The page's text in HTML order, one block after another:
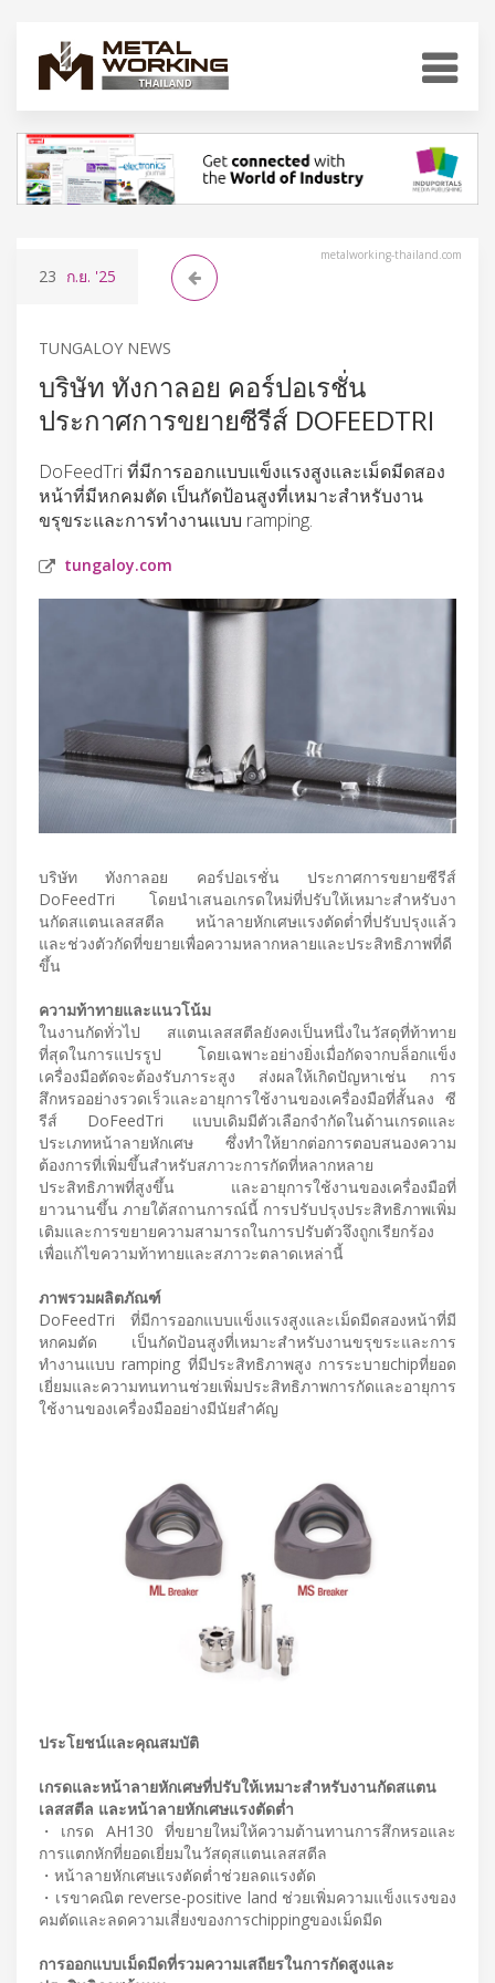
metalworking-thailand.com
23 ก.ย. '25
TUNGALOY NEWS
บริษัท ทังกาลอย คอร์ปอเรชั่น
ประกาศการขยายซีรีส์ DOFEEDTRI
DoFeedTri ที่มีการออกแบบแข็งแรงสูงและเม็ดมีดสอง
หน้าที่มีหกคมตัด เป็นกัดป้อนสูงที่เหมาะสำหรับงาน
ขรุขระและการทำงานแบบ ramping.
tungaloy.com
บริษัท ทังกาลอย คอร์ปอเรชั่น ประกาศการขยายซีรีส์
DoFeedTri โดยนำเสนอเกรดใหม่ที่ปรับให้เหมาะสำหรับงา
นกัดสแตนเลสสตีล หน้าลายหักเศษแรงตัดต่ำที่ปรับปรุงแล้ว
และช่วงตัวกัดที่ขยายเพื่อความหลากหลายและประสิทธิภาพที่ดี
ขึ้น
ความท้าทายและแนวโน้ม
ในงานกัดทั่วไป สแตนเลสสตีลยังคงเป็นหนึ่งในวัสดุที่ท้าทาย
ที่สุดในการแปรรูป โดยเฉพาะอย่างยิ่งเมื่อกัดจากบล็อกแข็ง
เครื่องมือตัดจะต้องรับภาระสูง ส่งผลให้เกิดปัญหาเช่น การ
สึกหรออย่างรวดเร็วและอายุการใช้งานของเครื่องมือที่สั้นลง ซี
รีส์ DoFeedTri แบบเดิมมีตัวเลือกจำกัดในด้านเกรดและ
ประเภทหน้าลายหักเศษ ซึ่งทำให้ยากต่อการตอบสนองความ
ต้องการที่เพิ่มขึ้นสำหรับสภาวะการกัดที่หลากหลาย
ประสิทธิภาพที่สูงขึ้น และอายุการใช้งานของเครื่องมือที่
ยาวนานขึ้น ภายใต้สถานการณ์นี้ การปรับปรุงประสิทธิภาพเพิ่ม
เติมและการขยายความสามารถในการปรับตัวจึงถูกเรียกร้อง
เพื่อแก้ไขความท้าทายและสภาวะตลาดเหล่านี้
ภาพรวมผลิตภัณฑ์
DoFeedTri ที่มีการออกแบบแข็งแรงสูงและเม็ดมีดสองหน้าที่มี
หกคมตัด เป็นกัดป้อนสูงที่เหมาะสำหรับงานขรุขระและการ
ทำงานแบบ ramping ที่มีประสิทธิภาพสูง การระบายchipที่ยอด
เยี่ยมและความทนทานช่วยเพิ่มประสิทธิภาพการกัดและอายุการ
ใช้งานของเครื่องมืออย่างมีนัยสำคัญ
ประโยชน์และคุณสมบัติ
เกรดและหน้าลายหักเศษที่ปรับให้เหมาะสำหรับงานกัดสแตน
เลสสตีล และหน้าลายหักเศษแรงตัดต่ำ
・เกรด AH130 ที่ขยายใหม่ให้ความต้านทานการสึกหรอและ
การแตกหักที่ยอดเยี่ยมในวัสดุสแตนเลสสตีล
・หน้าลายหักเศษแรงตัดต่ำช่วยลดแรงตัด
・เรขาคณิต reverse-positive land ช่วยเพิ่มความแข็งแรงของ
คมตัดและลดความเสี่ยงของการchippingของเม็ดมีด
การออกแบบเม็ดมีดที่รวมความเสถียรในการกัดสูงและ